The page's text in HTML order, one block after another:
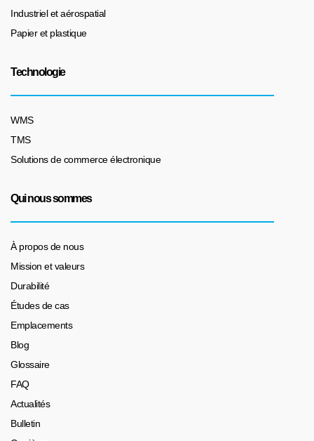
Industriel et aérospatial
Papier et plastique
Technologie
WMS
TMS
Solutions de commerce électronique
Qui nous sommes
À propos de nous
Mission et valeurs
Durabilité
Études de cas
Emplacements
Blog
Glossaire
FAQ
Actualités
Bulletin